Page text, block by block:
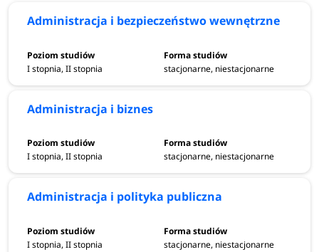
Administracja i bezpieczeństwo wewnętrzne
I stopnia, II stopnia stacjonarne, niestacjonarne
Administracja i biznes
I stopnia, II stopnia stacjonarne, niestacjonarne
Administracja i polityka publiczna
I stopnia, II stopnia stacjonarne, niestacjonarne